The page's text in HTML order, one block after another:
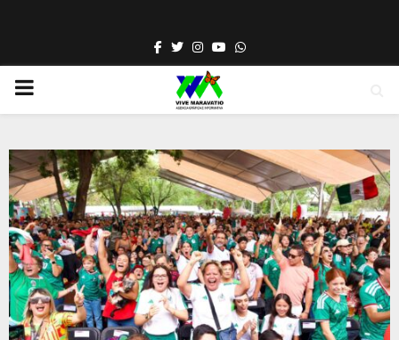
Facebook
TwitterInstagram
YoutubeWhatsapp
PRIMARY